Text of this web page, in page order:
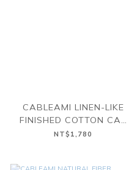
CABLEAMI LINEN-LIKE
FINISHED COTTON CAP
純棉 反摺 針織帽
NT$1,780